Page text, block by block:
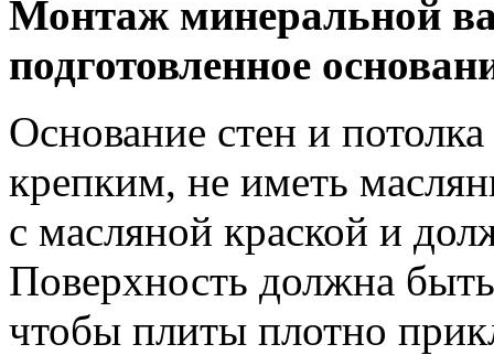
Монтаж минеральной
подготовленное
Основание стен и
крепким, не иметь
с масляной краской и
Поверхность должна
чтобы плиты плотно